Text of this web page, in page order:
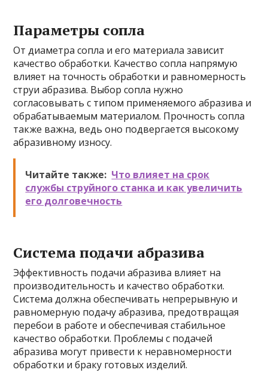
Параметры сопла
От диаметра сопла и его материала зависит
качество обработки. Качество сопла напрямую
влияет на точность обработки и равномерность
струи абразива. Выбор сопла нужно
согласовывать с типом применяемого абразива и
обрабатываемым материалом. Прочность сопла
также важна, ведь оно подвергается высокому
абразивному износу.
Читайте также: Что влияет на срок
службы струйного станка и как увеличить
его долговечность
Система подачи абразива
Эффективность подачи абразива влияет на
производительность и качество обработки.
Система должна обеспечивать непрерывную и
равномерную подачу абразива, предотвращая
перебои в работе и обеспечивая стабильное
качество обработки. Проблемы с подачей
абразива могут привести к неравномерности
обработки и браку готовых изделий.